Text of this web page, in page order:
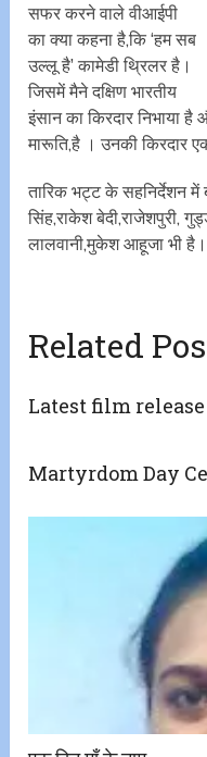
सफर करने वाले वीआईपी
का क्या कहना है,कि ‘हम सब
उल्लू है’ कामेडी थ्रिलर है।
जिसमें मैने दक्षिण भारतीय
इंसान का किरदार निभाया है
मारूति,है । उनकी किरदार
तारिक भट्ट के सहनिर्देशन में
सिंह,राकेश बेदी,राजेशपुरी,
लालवानी,मुकेश आहूजा भी है।
Related
Latest film
Martyrdom Day